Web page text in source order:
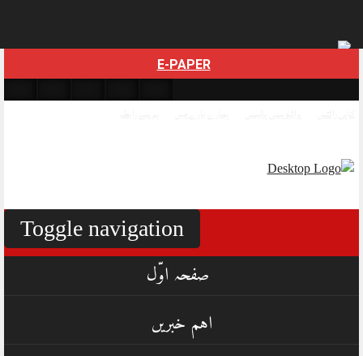
to
E-PAPER
Toggle navigation
صفحہ اوّل
اہم خبریں